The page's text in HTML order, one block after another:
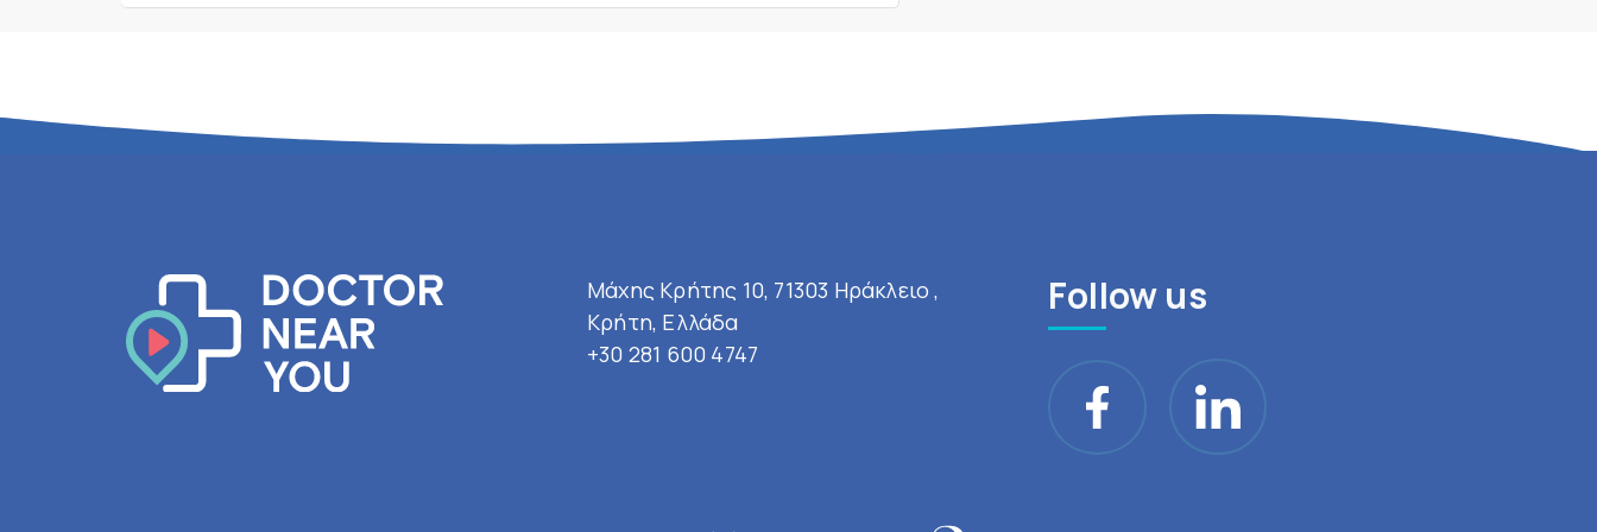
Μάχης Κρήτης 10, 71303 Ηράκλειο ,
Κρήτη, Ελλάδα
+30 281 600 4747
Follow us